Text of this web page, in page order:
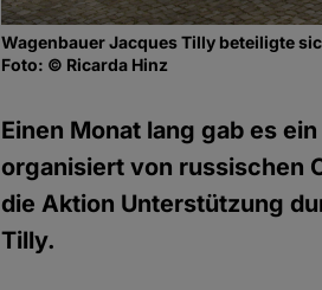
Wagenbauer Jacques Tilly beteiligte
Foto: © Ricarda Hinz
Einen Monat lang gab es
organisiert von russischen
die Aktion Unterstützung
Tilly.